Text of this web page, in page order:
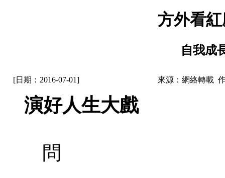
方外看
自我成
[日期：2016-07-01] 來源：網絡轉載
演好人生大戲
問